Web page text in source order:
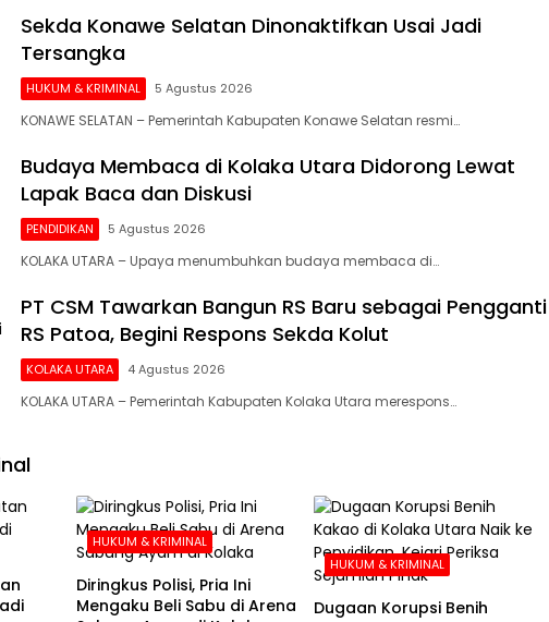
Sekda Konawe Selatan Dinonaktifkan Usai Jadi
Tersangka
HUKUM & KRIMINAL 5 Agustus 2026
KONAWE SELATAN – Pemerintah Kabupaten Konawe Selatan resmi…
Budaya Membaca di Kolaka Utara Didorong Lewat
Lapak Baca dan Diskusi
PENDIDIKAN 5 Agustus 2026
KOLAKA UTARA – Upaya menumbuhkan budaya membaca di…
PT CSM Tawarkan Bangun RS Baru sebagai Pengganti
RS Patoa, Begini Respons Sekda Kolut
KOLAKA UTARA 4 Agustus 2026
KOLAKA UTARA – Pemerintah Kabupaten Kolaka Utara merespons…
HUKUM & KRIMINAL
Diringkus Polisi, Pria Ini
Mengaku Beli Sabu di Arena
HUKUM & KRIMINAL
Dugaan Korupsi Benih